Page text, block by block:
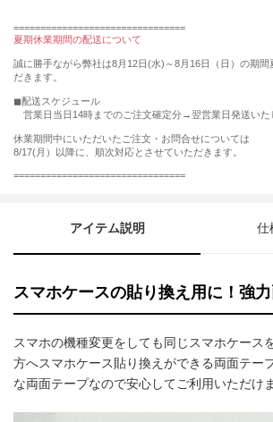
================================
夏期休業期間の配送について
誠に勝手ながら弊社は8月12日(水)～8月16日（日）の期
だきます。
◼︎配送スケジュール
営業日当日14時までのご注文確定分→翌営業日発送いた
休業期間中にいただいたご注文・お問合せについては
8/17(月）以降に、順次対応とさせていただきます。
================================
アイテム説明 仕
スマホケースの貼り換え用に！強
スマホの機種変更をしても同じスマホケース
方へスマホケース貼り換えができる両面テー
な両面テープなので安心してご利用いただけま